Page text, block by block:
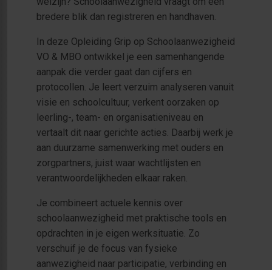
bredere blik dan registreren en handhaven.
In deze Opleiding Grip op Schoolaanwezigheid
VO & MBO ontwikkel je een samenhangende
aanpak die verder gaat dan cijfers en
protocollen. Je leert verzuim analyseren vanuit
visie en schoolcultuur, verkent oorzaken op
leerling-, team- en organisatieniveau en
vertaalt dit naar gerichte acties. Daarbij werk je
aan duurzame samenwerking met ouders en
zorgpartners, juist waar wachtlijsten en
verantwoordelijkheden elkaar raken.
Je combineert actuele kennis over
schoolaanwezigheid met praktische tools en
opdrachten in je eigen werksituatie. Zo
verschuif je de focus van fysieke
aanwezigheid naar participatie, verbinding en